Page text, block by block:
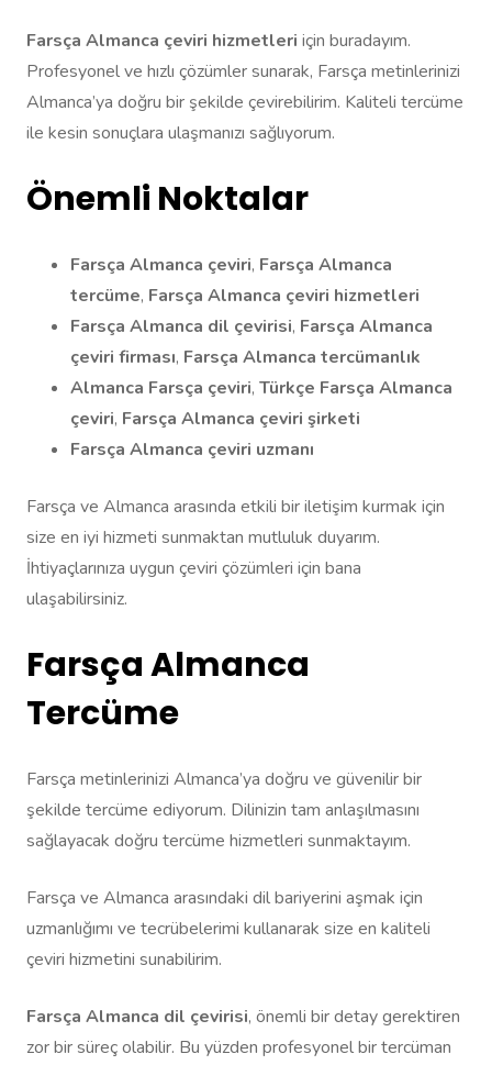
Farsça Almanca çeviri hizmetleri için buradayım.
Profesyonel ve hızlı çözümler sunarak, Farsça metinlerinizi
Almanca’ya doğru bir şekilde çevirebilirim. Kaliteli tercüme
ile kesin sonuçlara ulaşmanızı sağlıyorum.
Önemli Noktalar
Farsça Almanca çeviri, Farsça Almanca
tercüme, Farsça Almanca çeviri hizmetleri
Farsça Almanca dil çevirisi, Farsça Almanca
çeviri firması, Farsça Almanca tercümanlık
Almanca Farsça çeviri, Türkçe Farsça Almanca
çeviri, Farsça Almanca çeviri şirketi
Farsça Almanca çeviri uzmanı
Farsça ve Almanca arasında etkili bir iletişim kurmak için
size en iyi hizmeti sunmaktan mutluluk duyarım.
İhtiyaçlarınıza uygun çeviri çözümleri için bana
ulaşabilirsiniz.
Farsça Almanca
Tercüme
Farsça metinlerinizi Almanca’ya doğru ve güvenilir bir
şekilde tercüme ediyorum. Dilinizin tam anlaşılmasını
sağlayacak doğru tercüme hizmetleri sunmaktayım.
Farsça ve Almanca arasındaki dil bariyerini aşmak için
uzmanlığımı ve tecrübelerimi kullanarak size en kaliteli
çeviri hizmetini sunabilirim.
Farsça Almanca dil çevirisi, önemli bir detay gerektiren
zor bir süreç olabilir. Bu yüzden profesyonel bir tercüman